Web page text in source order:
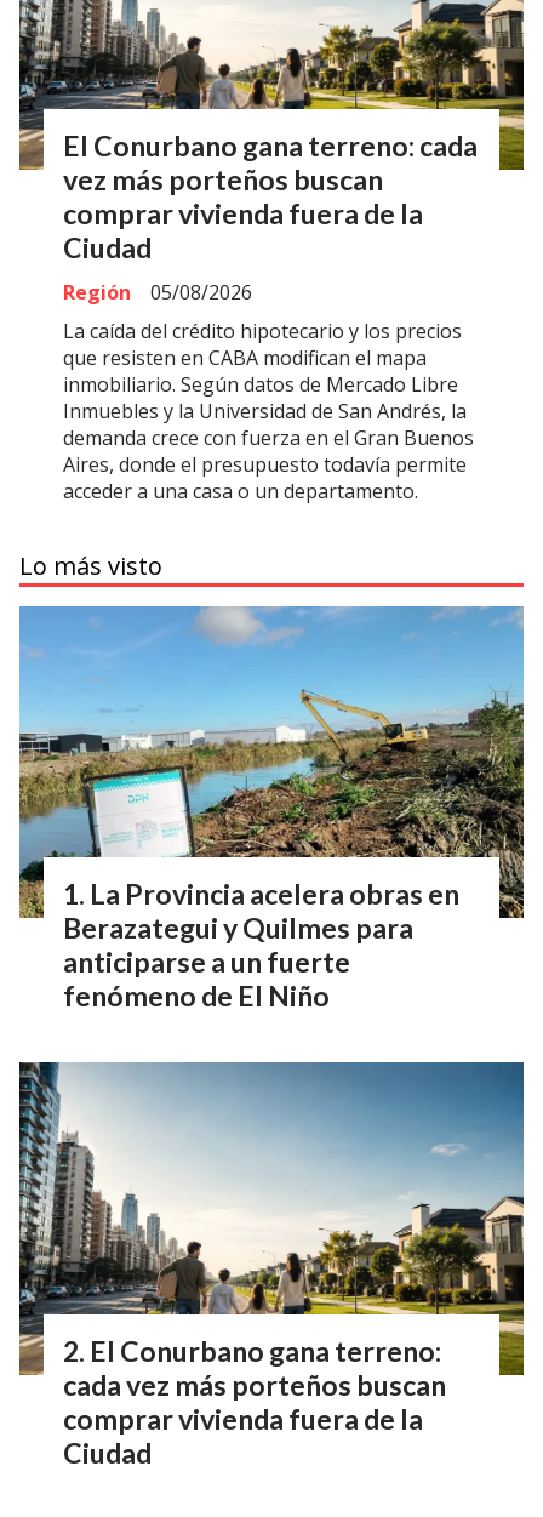
El Conurbano gana terreno: cada
vez más porteños buscan
comprar vivienda fuera de la
Ciudad
Región
05/08/2026
La caída del crédito hipotecario y los precios
que resisten en CABA modifican el mapa
inmobiliario. Según datos de Mercado Libre
Inmuebles y la Universidad de San Andrés, la
demanda crece con fuerza en el Gran Buenos
Aires, donde el presupuesto todavía permite
acceder a una casa o un departamento.
Lo más visto
La Provincia acelera obras en
Berazategui y Quilmes para
anticiparse a un fuerte
fenómeno de El Niño
El Conurbano gana terreno:
cada vez más porteños buscan
comprar vivienda fuera de la
Ciudad